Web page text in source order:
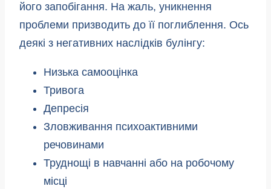
його запобігання. На жаль, уникнення
проблеми призводить до її поглиблення. Ось
деякі з негативних наслідків булінгу:
Низька самооцінка
Тривога
Депресія
Зловживання психоактивними
речовинами
Труднощі в навчанні або на робочому
місці